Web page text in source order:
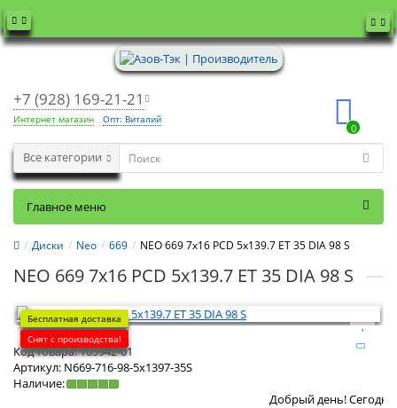
+7 (928) 169-21-21
Интернет магазин Опт: Виталий
0
Все категории
Главное меню
Диски Neo 669 NEO 669 7x16 PCD 5x139.7 ET 35 DIA 98 S
NEO 669 7x16 PCD 5x139.7 ET 35 DIA 98 S
Бесплатная доставка
Снят с производства!
Код товара:105942-01
Артикул: N669-716-98-5x1397-35S
Наличие:
Добрый день! СегодняВоскресенье